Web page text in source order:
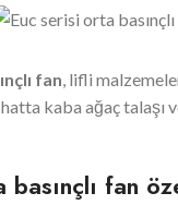
fan, lifli
kaba ağaç talaşı
basınçlı fan